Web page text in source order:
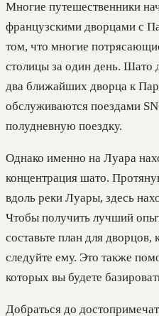
Многие путешественники
французскими дворцами с
том, что многие
столицы за один день.
два ближайших дворца к
обслуживаются поездами
полудневную поездку.
Однако именно на Луара
концентрация шато.
вдоль реки Луары, здесь
Чтобы получить лучший
составьте план для дворцов,
следуйте ему. Это также
которых вы будете
Добраться до